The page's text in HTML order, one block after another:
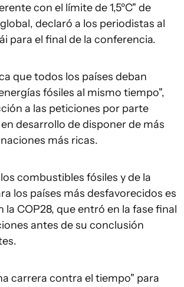
con el límite de 1,5ºC" de
declaró a los periodistas al
para el final de la conferencia.
que todos los países deban
fósiles al mismo tiempo",
a las peticiones por parte
desarrollo de disponer de más
más ricas.
combustibles fósiles y de la
los países más desfavorecidos es
COP28, que entró en la fase final
antes de su conclusión
carrera contra el tiempo" para